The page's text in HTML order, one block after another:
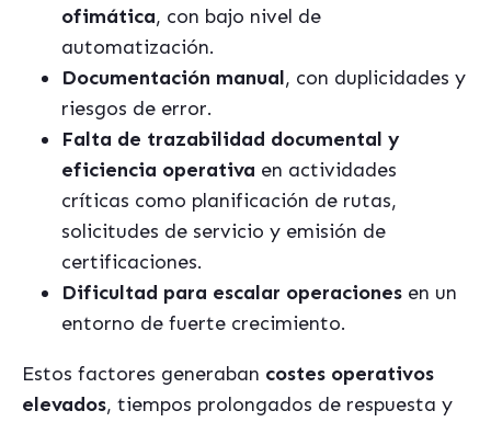
ofimática, con bajo nivel de
automatización.
Documentación manual, con duplicidades y
riesgos de error.
Falta de trazabilidad documental y
eficiencia operativa en actividades
críticas como planificación de rutas,
solicitudes de servicio y emisión de
certificaciones.
Dificultad para escalar operaciones en un
entorno de fuerte crecimiento.
Estos factores generaban costes operativos
elevados, tiempos prolongados de respuesta y